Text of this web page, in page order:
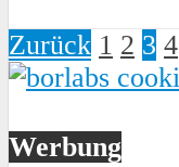
Zurück 1 2 3 4
Werbung